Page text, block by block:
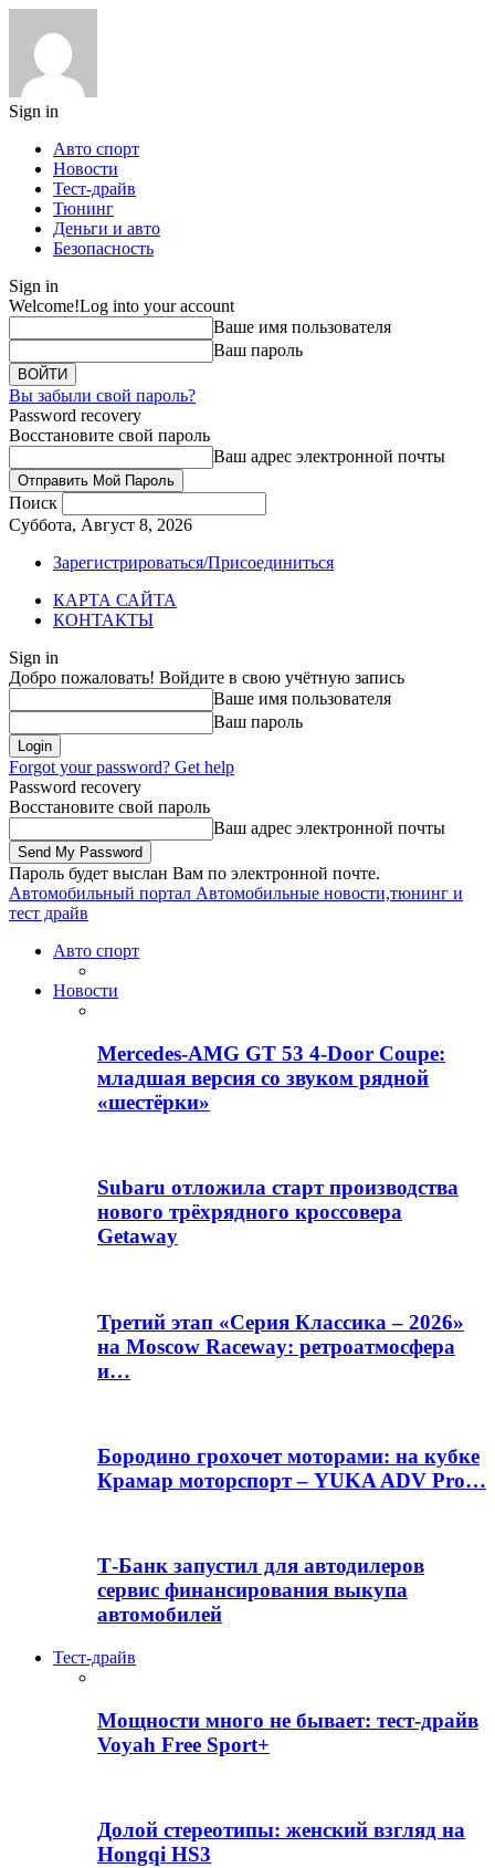
Sign in
Авто спорт
Новости
Тест-драйв
Тюнинг
Деньги и авто
Безопасность
Sign in
Welcome!Log into your account
Ваше имя пользователя
Ваш пароль
Вы забыли свой пароль?
Password recovery
Восстановите свой пароль
Ваш адрес электронной почты
Поиск
Суббота, Август 8, 2026
Зарегистрироваться/Присоединиться
КАРТА САЙТА
КОНТАКТЫ
Sign in
Добро пожаловать! Войдите в свою учётную запись
Ваше имя пользователя
Ваш пароль
Forgot your password? Get help
Password recovery
Восстановите свой пароль
Ваш адрес электронной почты
Пароль будет выслан Вам по электронной почте.
Автомобильный портал Автомобильные новости,тюнинг и
тест драйв
Авто спорт
Новости
Mercedes-AMG GT 53 4-Door Coupe:
младшая версия со звуком рядной
«шестёрки»
Subaru отложила старт производства
нового трёхрядного кроссовера
Getaway
Третий этап «Серия Классика – 2026»
на Moscow Raceway: ретроатмосфера
и…
Бородино грохочет моторами: на кубке
Крамар моторспорт – YUKA ADV Pro…
Т-Банк запустил для автодилеров
сервис финансирования выкупа
автомобилей
Тест-драйв
Мощности много не бывает: тест-драйв
Voyah Free Sport+
Долой стереотипы: женский взгляд на
Hongqi HS3